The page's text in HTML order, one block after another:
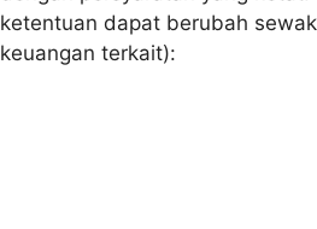
ketentuan dapat berubah
keuangan terkait):